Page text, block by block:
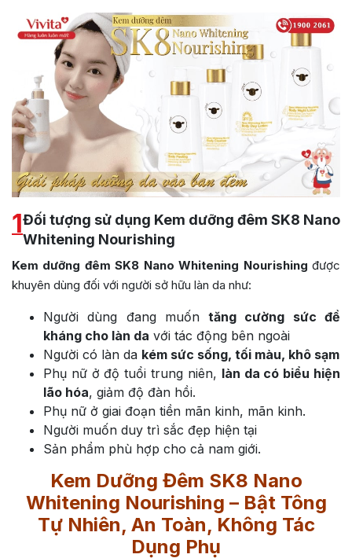
1Đối tượng sử dụng Kem dưỡng đêm SK8 Nano
Whitening Nourishing
Kem dưỡng đêm SK8 Nano Whitening Nourishing được
khuyên dùng đối với người sở hữu làn da như:
Người dùng đang muốntăng cường sức đề
kháng cho làn da với tác động bên ngoài
Người có làn da kém sức sống, tối màu, khô sạm
Phụ nữ ở độ tuổi trung niên, làn da có biểu hiện
lão hóa, giảm độ đàn hồi.
Phụ nữ ở giai đoạn tiền mãn kinh, mãn kinh.
Người muốn duy trì sắc đẹp hiện tại
Sản phẩm phù hợp cho cả nam giới.
Kem Dưỡng Đêm SK8 Nano
Whitening Nourishing – Bật Tông
Tự Nhiên, An Toàn, Không Tác
Dụng Phụ